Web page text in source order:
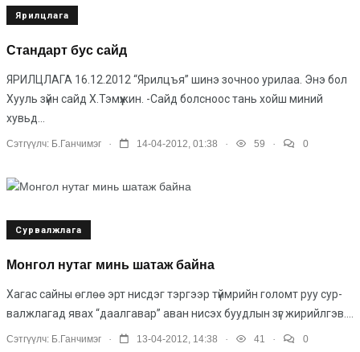
Ярилцлага
Стандарт бус сайд
ЯРИЛЦЛАГА 16.12.2012 “Ярилцъя” шинэ зочноо урилаа. Энэ бол
Хууль зүйн сайд Х.Тэмүүжин. -Сайд болсноос тань хойш миний
хувьд...
Сэтгүүлч: Б.Ганчимэг 14-04-2012, 01:38 59 0
Сурвалжлага
Монгол нутаг минь шатаж байна
Хагас сайны өглөө эрт нисдэг тэр­гээр түймрийн голомт руу сур­
валж­­лагад явах “даалгавар” аван нисэх буудлын зүг жирийлгэв....
Сэтгүүлч: Б.Ганчимэг 13-04-2012, 14:38 41 0